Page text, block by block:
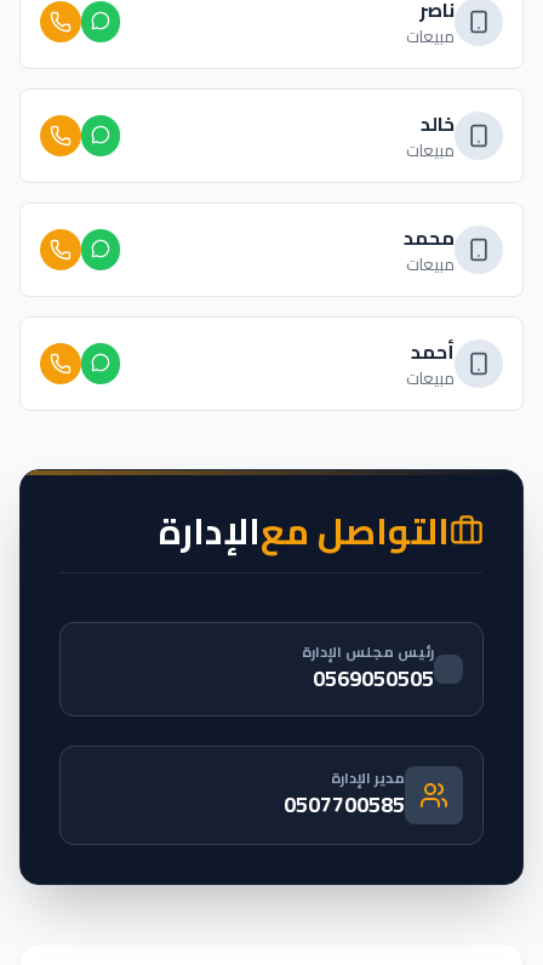
ناصر
مبيعات
خالد
مبيعات
محمد
مبيعات
أحمد
مبيعات
التواصل معالإدارة
رئيس مجلس الإدارة
0569050505
مدير الإدارة
0507700585